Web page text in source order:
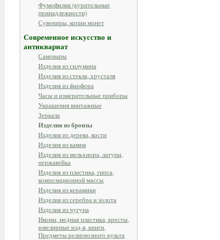
Фумофилия (курительные
принадлежности)
Сувениры, копии монет
Современное искусство и
антиквариат
Самовары
Изделия из силумина
Изделия из стекла, хрусталя
Изделия из фарфора
Часы и измерительные приборы
Украшения винтажные
Зеркала
Изделия из бронзы
Изделия из дерева, кости
Изделия из камня
Изделия из мельхиора, латуни,
нержавейка
Изделия из пластика, гипса,
композиционной массы
Изделия из керамики
Изделия из серебра и золота
Изделия из чугуна
Иконы, медная пластика, кресты,
ювелирные изд-я, книги,
Предметы религиозного культа